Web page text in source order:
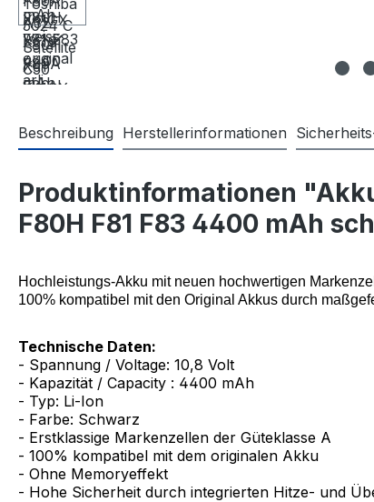
Beschreibung Herstellerinformationen
Produktinformationen
F80H F81 F83 4400 mAh
Hochleistungs-Akku mit neuen hochwertigen
100% kompatibel mit den Original Akkus durch
Technische Daten:
- Spannung / Voltage: 10,8 Volt
- Kapazität / Capacity : 4400 mAh
- Typ: Li-Ion
- Farbe: Schwarz
- Erstklassige Markenzellen der Güteklasse A
- 100% kompatibel mit dem originalen Akku
- Ohne Memoryeffekt
- Hohe Sicherheit durch integrierten Hitze- und